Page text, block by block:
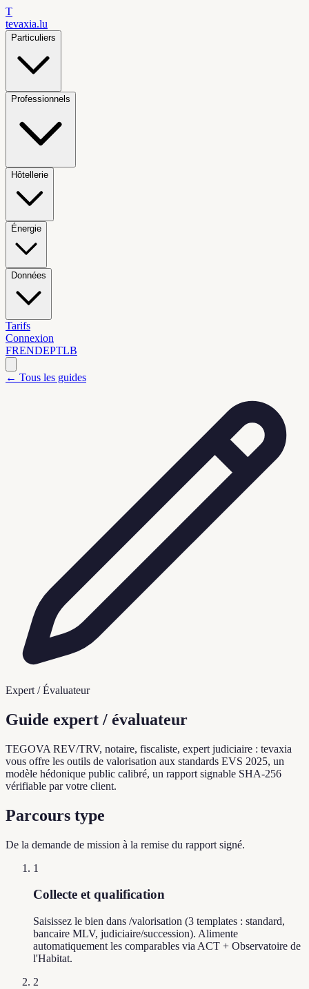
T
tevaxia.lu
Particuliers
Professionnels
Hôtellerie
Énergie
Données
Tarifs
Connexion
FRENDEPTLB
← Tous les guides
Expert / Évaluateur
Guide expert / évaluateur
TEGOVA REV/TRV, notaire, fiscaliste, expert judiciaire : tevaxia
vous offre les outils de valorisation aux standards EVS 2025, un
modèle hédonique public calibré, un rapport signable SHA-256
vérifiable par votre client.
Parcours type
De la demande de mission à la remise du rapport signé.
1
Collecte et qualification
Saisissez le bien dans /valorisation (3 templates : standard,
bancaire MLV, judiciaire/succession). Alimente
automatiquement les comparables via ACT + Observatoire de
l'Habitat.
2